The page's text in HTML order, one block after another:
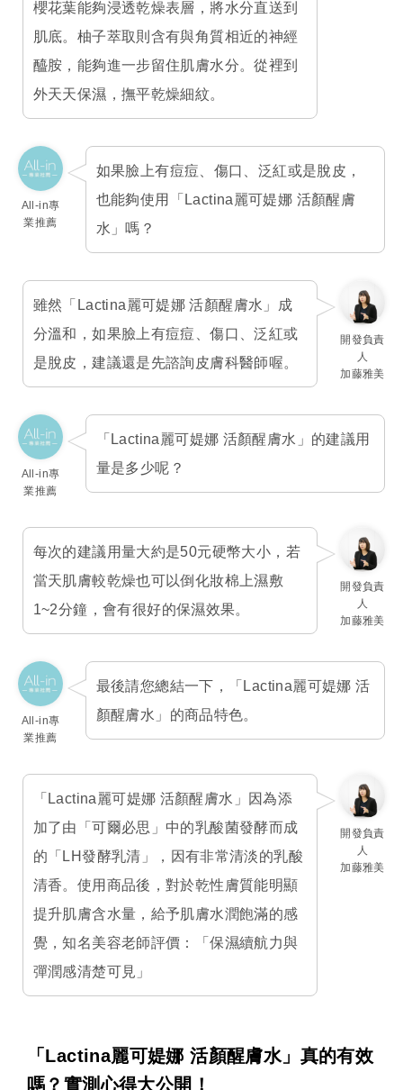
櫻花葉能夠浸透乾燥表層，將水分直送到
肌底。柚子萃取則含有與角質相近的神經
醯胺，能夠進一步留住肌膚水分。從裡到
外天天保濕，撫平乾燥細紋。
All-in專
業推薦
如果臉上有痘痘、傷口、泛紅或是脫皮，
也能夠使用「Lactina麗可媞娜 活顏醒膚
水」嗎？
開發負責
人
加藤雅美
雖然「Lactina麗可媞娜 活顏醒膚水」成
分溫和，如果臉上有痘痘、傷口、泛紅或
是脫皮，建議還是先諮詢皮膚科醫師喔。
All-in專
業推薦
「Lactina麗可媞娜 活顏醒膚水」的建議用
量是多少呢？
開發負責
人
加藤雅美
每次的建議用量大約是50元硬幣大小，若
當天肌膚較乾燥也可以倒化妝棉上濕敷
1~2分鐘，會有很好的保濕效果。
All-in專
業推薦
最後請您總結一下，「Lactina麗可媞娜 活
顏醒膚水」的商品特色。
開發負責
人
加藤雅美
「Lactina麗可媞娜 活顏醒膚水」因為添
加了由「可爾必思」中的乳酸菌發酵而成
的「LH發酵乳清」，因有非常清淡的乳酸
清香。使用商品後，對於乾性膚質能明顯
提升肌膚含水量，給予肌膚水潤飽滿的感
覺，知名美容老師評價：「保濕續航力與
彈潤感清楚可見」
「Lactina麗可媞娜 活顏醒膚水」真的有效
嗎？實測心得大公開！